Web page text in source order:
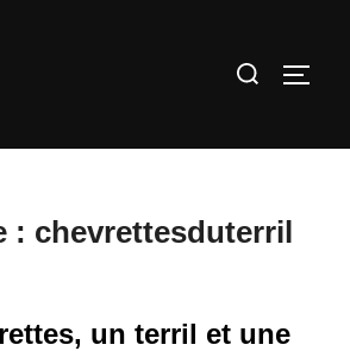
Rechercher :
: chevrettesduterril
un terril et une